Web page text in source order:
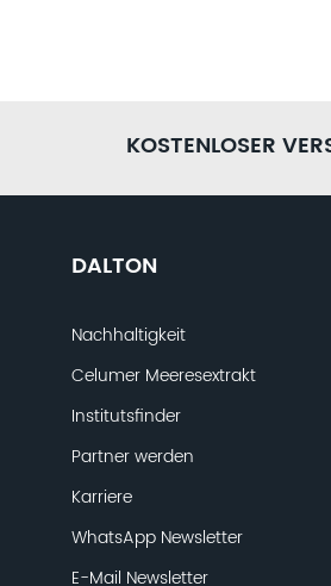
KOSTENLOSER
DALTON
Nachhaltigkeit
Celumer Meeresextrakt
Institutsfinder
Partner werden
Karriere
WhatsApp Newsletter
E-Mail Newsletter